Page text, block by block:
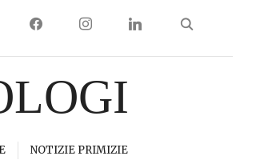
FACEBOOKINSTAGRAMLINKEDIN
NOTIZIE PRIMIZIE